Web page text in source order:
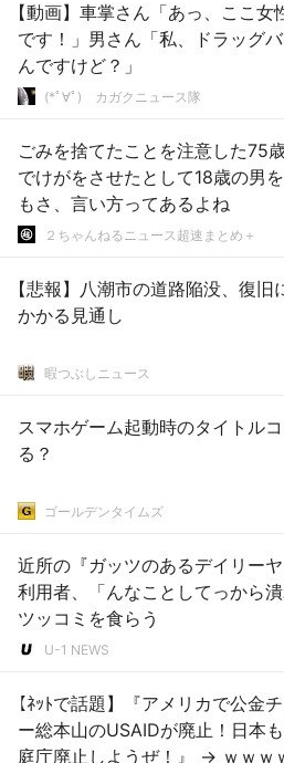
【動画】車掌さん「あっ、ここ女
です！」男さん「私、ドラッグ
んですけど？」
(*ﾟ∀ﾟ)ゞカガクニュース隊
ごみを捨てたことを注意した75
でけがをさせたとして18歳の男を逮捕 #
もさ、言い方ってあるよね
２ちゃんねるニュース超速まとめ＋
【悲報】八潮市の道路陥没、復旧
かかる見通し
暇つぶしニュース
スマホゲーム起動時のタイトル
る？
ゴールデンタイムズ
近所の『ガッツのあるデイリー
利用者、「んなことしてっから
ツッコミを食らう
U-1 NEWS
【ﾈｯﾄで話題】『アメリカで公金
ー総本山のUSAIDが廃止！日本
庭庁廃止しようぜ！』 → ｗｗｗ